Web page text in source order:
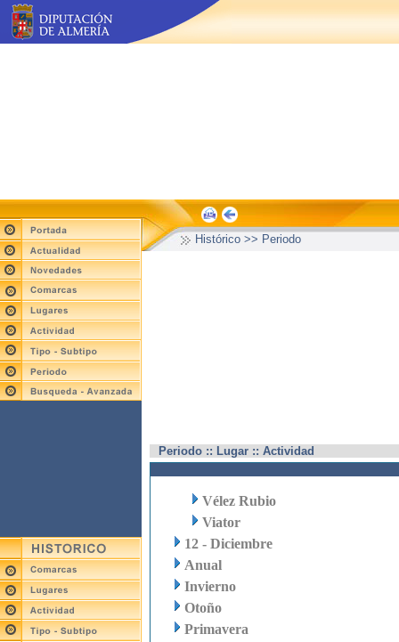
Histórico >> Periodo
Periodo :: Lugar :: Actividad
Vélez Rubio
Viator
12 - Diciembre
Anual
Invierno
Otoño
Primavera